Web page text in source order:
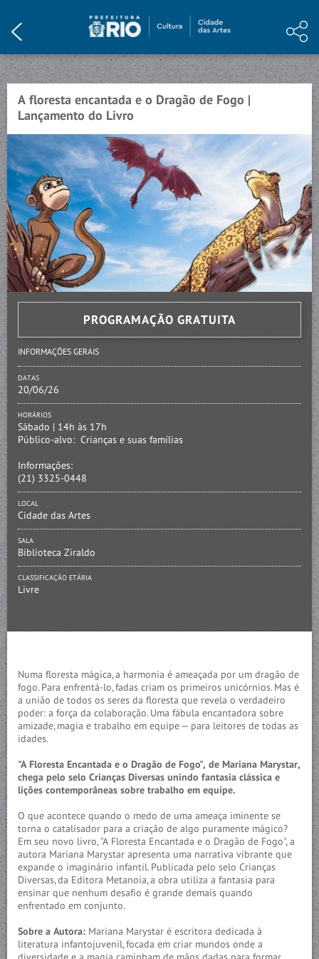
HOME
INSTITUCIONAL
PROGRAMAÇÃO
NOTÍCIAS
MEMÓRIA
VISITE
CONTATO
EVENTO ENCERRADO
A floresta encantada e o Dragão de Fogo |
Lançamento do Livro
PROGRAMAÇÃO GRATUITA
INFORMAÇÕES GERAIS
DATAS
20/06/26
HORÁRIOS
Sábado | 14h às 17h
Público-alvo: Crianças e suas famílias
Informações:
(21) 3325-0448
LOCAL
Cidade das Artes
SALA
Biblioteca Ziraldo
CLASSIFICAÇÃO ETÁRIA
Livre
Numa floresta mágica, a harmonia é ameaçada por um dragão de
fogo. Para enfrentá-lo, fadas criam os primeiros unicórnios. Mas é
a união de todos os seres da floresta que revela o verdadeiro
poder: a força da colaboração. Uma fábula encantadora sobre
amizade, magia e trabalho em equipe — para leitores de todas as
idades.
"A Floresta Encantada e o Dragão de Fogo", de Mariana Marystar,
chega pelo selo Crianças Diversas unindo fantasia clássica e
lições contemporâneas sobre trabalho em equipe.
O que acontece quando o medo de uma ameaça iminente se
torna o catalisador para a criação de algo puramente mágico?
Em seu novo livro, "A Floresta Encantada e o Dragão de Fogo", a
autora Mariana Marystar apresenta uma narrativa vibrante que
expande o imaginário infantil. Publicada pelo selo Crianças
Diversas, da Editora Metanoia, a obra utiliza a fantasia para
ensinar que nenhum desafio é grande demais quando
enfrentado em conjunto.
Sobre a Autora: Mariana Marystar é escritora dedicada à
literatura infantojuvenil, focada em criar mundos onde a